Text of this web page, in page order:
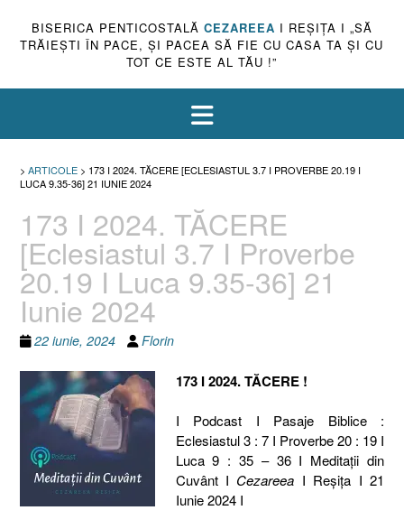
BISERICA PENTICOSTALĂ CEZAREEA I REŞIŢA I „SĂ
TRĂIEŞTI ÎN PACE, ŞI PACEA SĂ FIE CU CASA TA ŞI CU
TOT CE ESTE AL TĂU !”
> ARTICOLE > 173 I 2024. TĂCERE [ECLESIASTUL 3.7 I PROVERBE 20.19 I
LUCA 9.35-36] 21 IUNIE 2024
173 I 2024. TĂCERE
[Eclesiastul 3.7 I Proverbe
20.19 I Luca 9.35-36] 21
Iunie 2024
22 iunie, 2024 Florin
173 I 2024. TĂCERE !
I Podcast I Pasaje Biblice :
Eclesiastul 3 : 7 I Proverbe 20 : 19 I
Luca 9 : 35 – 36 I Meditaţii din
Cuvânt I Cezareea I Reşiţa I 21
Iunie 2024 I